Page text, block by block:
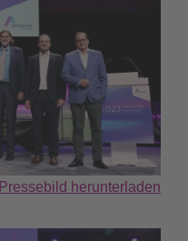
Pressebild herunterladen